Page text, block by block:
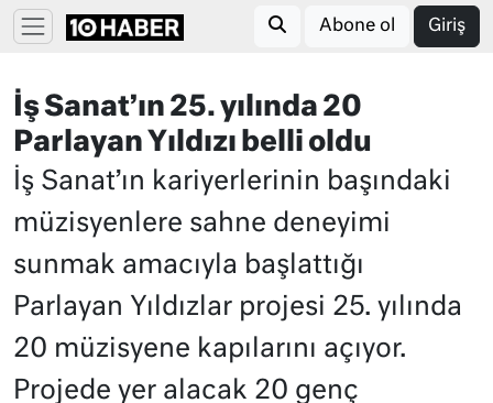
Abone ol Giriş
İş Sanat’ın 25. yılında 20
Parlayan Yıldızı belli oldu
İş Sanat’ın kariyerlerinin başındaki
müzisyenlere sahne deneyimi
sunmak amacıyla başlattığı
Parlayan Yıldızlar projesi 25. yılında
20 müzisyene kapılarını açıyor.
Projede yer alacak 20 genç